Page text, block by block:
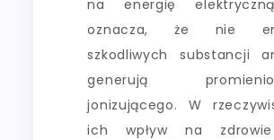
na energię
oznacza, że nie
szkodliwych substancji
generują
jonizującego. W
ich wpływ na